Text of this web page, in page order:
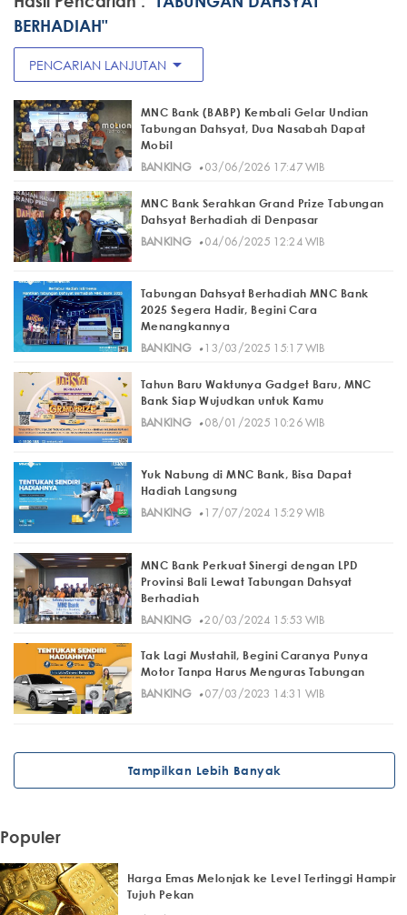
BERHADIAH"
PENCARIAN LANJUTAN arrow_drop_down
MNC Bank (BABP) Kembali Gelar Undian
Tabungan Dahsyat, Dua Nasabah Dapat
Mobil
BANKING· 03/06/2026 17:47 WIB
MNC Bank Serahkan Grand Prize Tabungan
Dahsyat Berhadiah di Denpasar
BANKING· 04/06/2025 12:24 WIB
Tabungan Dahsyat Berhadiah MNC Bank
2025 Segera Hadir, Begini Cara
Menangkannya
BANKING· 13/03/2025 15:17 WIB
Tahun Baru Waktunya Gadget Baru, MNC
Bank Siap Wujudkan untuk Kamu
BANKING· 08/01/2025 10:26 WIB
Yuk Nabung di MNC Bank, Bisa Dapat
Hadiah Langsung
BANKING· 17/07/2024 15:29 WIB
MNC Bank Perkuat Sinergi dengan LPD
Provinsi Bali Lewat Tabungan Dahsyat
Berhadiah
BANKING· 20/03/2024 15:53 WIB
Tak Lagi Mustahil, Begini Caranya Punya
Motor Tanpa Harus Menguras Tabungan
BANKING· 07/03/2023 14:31 WIB
Tampilkan Lebih Banyak
Populer
Harga Emas Melonjak ke Level Tertinggi Hampir
Tujuh Pekan